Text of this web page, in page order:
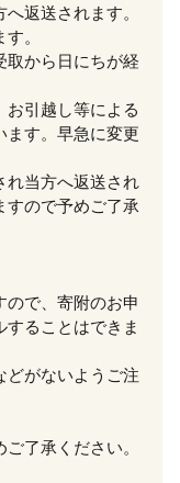
返送されます。
。
取から日にちが経
お引越し等による
ます。早急に変更
れ当方へ返送され
すので予めご了承
ので、寄附のお申
ることはできま
どがないようご注
了承ください。